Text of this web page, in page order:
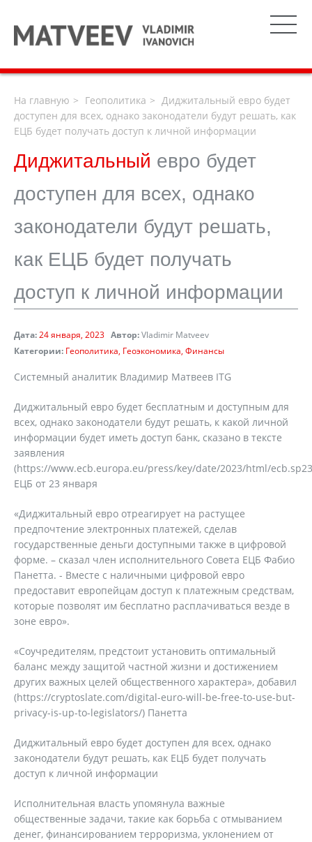
На главную Геополитика
Диджитальный евро будет
доступен для всех, однако законодатели будут решать, как
ЕЦБ будет получать доступ к личной информации
Диджитальный евро будет
доступен для всех, однако
законодатели будут решать,
как ЕЦБ будет получать
доступ к личной информации
Дата:24 января, 2023 Автор:Vladimir Matveev
Категории: Геополитика Геоэкономика Финансы
Системный аналитик Владимир Матвеев ITG
Диджитальный евро будет бесплатным и доступным для
всех, однако законодатели будут решать, к какой личной
информации будет иметь доступ банк, сказано в тексте
заявления
(https://www.ecb.europa.eu/press/key/date/2023/html/
ЕЦБ от 23 января
«Диджитальный евро отреагирует на растущее
предпочтение электронных платежей, сделав
государственные деньги доступными также в цифровой
форме. – сказал член исполнительного Совета ЕЦБ Фабио
Панетта. - Вместе с наличными цифровой евро
предоставит европейцам доступ к платежным средствам,
которые позволят им бесплатно расплачиваться везде в
зоне евро».
«Соучредителям, предстоит установить оптимальный
баланс между защитой частной жизни и достижением
других важных целей общественного характера», добавил
(https://cryptoslate.com/digital-euro-will-be-free-to-use-but-
privacy-is-up-to-legislators/) Панетта
Диджитальный евро будет доступен для всех, однако
законодатели будут решать, как ЕЦБ будет получать
доступ к личной информации
Исполнительная власть упомянула важные
общественные задачи, такие как борьба с отмыванием
денег, финансированием терроризма, уклонением от